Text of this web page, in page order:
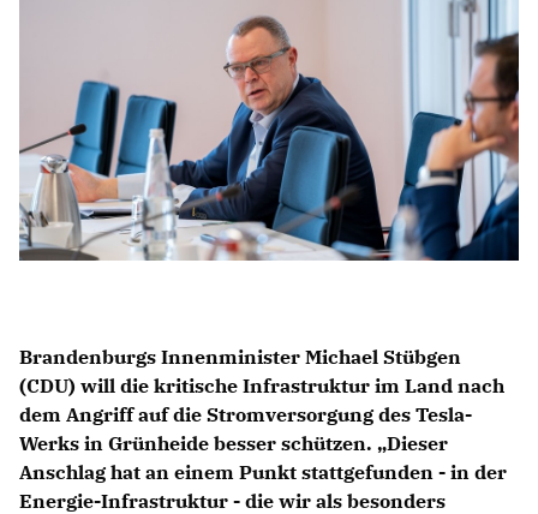
CDU Fraktion im Brandenburger Landtag
CDU Brandenburg
CDU Potsdam
Brandenburgs Innenminister Michael Stübgen
(CDU) will die kritische Infrastruktur im Land nach
dem Angriff auf die Stromversorgung des Tesla-
Werks in Grünheide besser schützen. „Dieser
Anschlag hat an einem Punkt stattgefunden - in der
Energie-Infrastruktur - die wir als besonders